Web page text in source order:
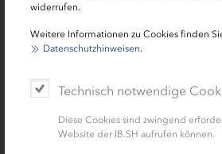
widerrufen.
Weitere Informationen zu Cookies finden
Datenschutzhinweisen.
Technisch notwendige
Diese Cookies sind zwingend
Website der IB.SH aufrufen können.
SEITE TEILEN: